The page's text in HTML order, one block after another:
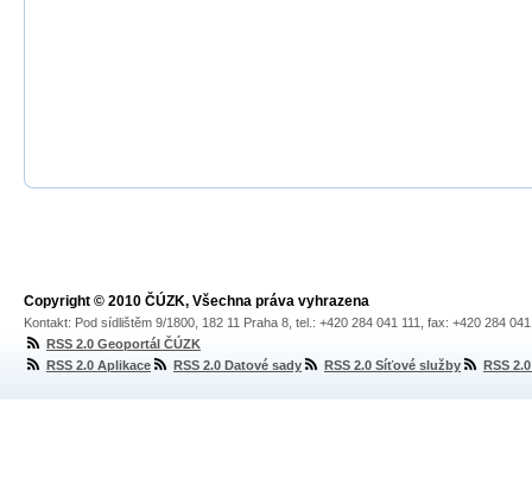
Copyright © 2010 ČÚZK, Všechna práva vyhrazena
Kontakt: Pod sídlištěm 9/1800, 182 11 Praha 8, tel.: +420 284 041 111, fax: +420 284
RSS 2.0 Geoportál ČÚZK
RSS 2.0 Aplikace
RSS 2.0 Datové sady RSS 2.0 Síťové služby RSS